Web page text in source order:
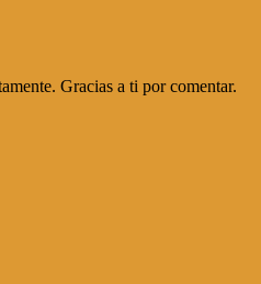
Gracias a ti por comentar.